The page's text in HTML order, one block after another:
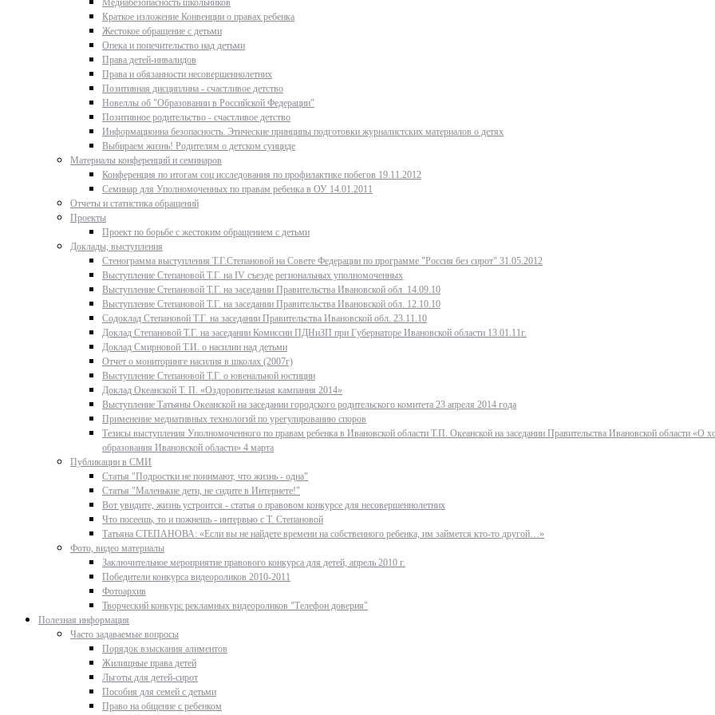
Медиабезопасность школьников
Краткое изложение Конвенции о правах ребенка
Жестокое обращение с детьми
Опека и попечительство над детьми
Права детей-инвалидов
Права и обязанности несовершеннолетних
Позитивная дисциплина - счастливое детство
Новеллы об "Образовании в Российской Федерации"
Позитивное родительство - счастливое детство
Информационна безопасность. Этические принципы подготовки журналистских материалов о детях
Выбираем жизнь! Родителям о детском суициде
Материалы конференций и семинаров
Конференция по итогам соц исследования по профилактике побегов 19.11.2012
Семинар для Уполномоченных по правам ребенка в ОУ 14.01.2011
Отчеты и статистика обращений
Проекты
Проект по борьбе с жестоким обращением с детьми
Доклады, выступления
Стенограмма выступления Т.Г.Степановой на Совете Федерации по программе "Россия без сирот" 31.05.2012
Выступление Степановой Т.Г. на IV съезде региональных уполномоченных
Выступление Степановой Т.Г. на заседании Правительства Ивановской обл. 14.09.10
Выступление Степановой Т.Г. на заседании Правительства Ивановской обл. 12.10.10
Содоклад Степановой Т.Г. на заседании Правительства Ивановской обл. 23.11.10
Доклад Степановой Т.Г. на заседании Комиссии ПДНиЗП при Губернаторе Ивановской области 13.01.11г.
Доклад Смирновой Т.И. о насилии над детьми
Отчет о мониторинге насилия в школах (2007г)
Выступление Степановой Т.Г. о ювенальной юстиции
Доклад Океанской Т. П. «Оздоровительная кампания 2014»
Выступление Татьяны Океанской на заседании городского родительского комитета 23 апреля 2014 года
Применение медиативных технологий по урегулированию споров
Тезисы выступления Уполномоченного по правам ребенка в Ивановской области Т.П. Океанской на заседании Правительства Ивановской области «О
образования Ивановской области» 4 марта
Публикации в СМИ
Статья "Подростки не понимают, что жизнь - одна"
Статья "Маленькие дети, не сидите в Интернете!"
Вот увидите, жизнь устроится - статья о правовом конкурсе для несовершеннолетних
Что посеешь, то и пожнешь - интервью с Т. Степановой
Татьяна СТЕПАНОВА: «Если вы не найдете времени на собственного ребенка, им займется кто-то другой…»
Фото, видео материалы
Заключительное мероприятие правового конкурса для детей, апрель 2010 г.
Победители конкурса видеороликов 2010-2011
Фотоархив
Творческий конкурс рекламных видеороликов "Телефон доверия"
Полезная информация
Часто задаваемые вопросы
Порядок взыскания алиментов
Жилищные права детей
Льготы для детей-сирот
Пособия для семей с детьми
Право на общение с ребенком